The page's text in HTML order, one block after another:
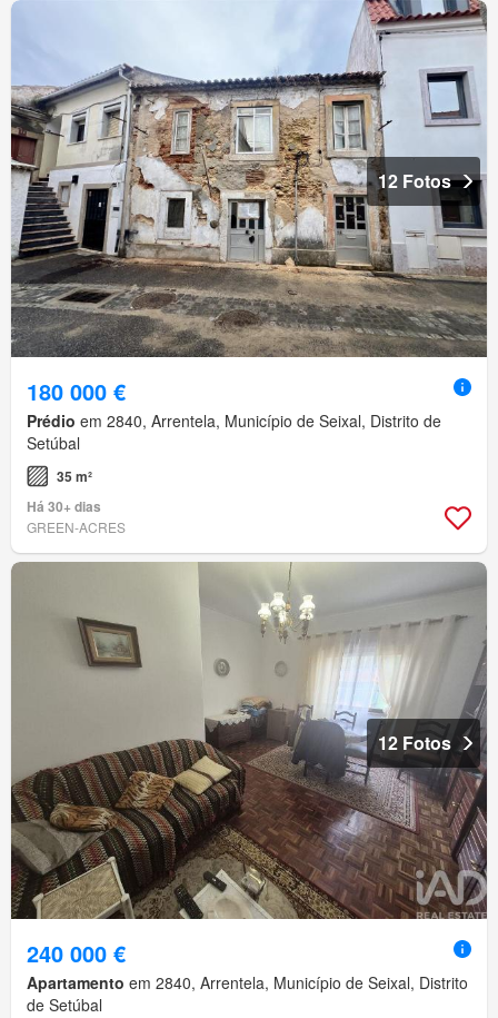
12 Fotos
180 000 €
Prédio em 2840, Arrentela, Município de Seixal, Distrito de
Setúbal
35 m²
Há 30+ dias
GREEN-ACRES
12 Fotos
240 000 €
Apartamento em 2840, Arrentela, Município de Seixal, Distrito
de Setúbal